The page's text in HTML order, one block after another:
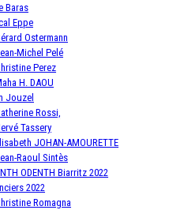
Baras
Eppe
Ostermann
Michel Pelé
Perez
H. DAOU
Jouzel
Rossi,
Tassery
JOHAN-AMOURETTE
Raoul Sintès
ODENTH Biarritz 2022
2022
Romagna